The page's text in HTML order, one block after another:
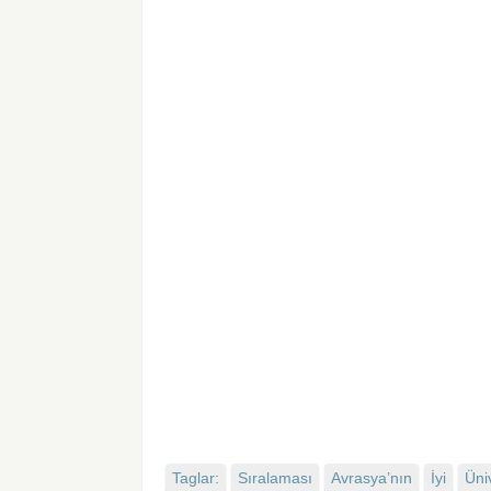
Taglar: Sıralaması Avrasya’nın İyi